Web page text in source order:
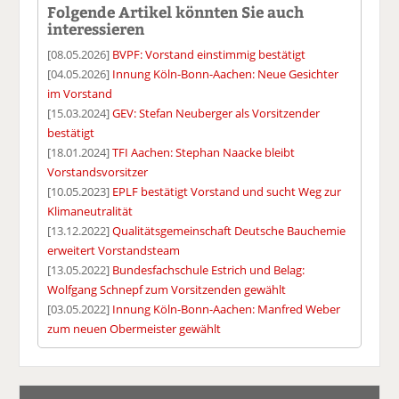
Folgende Artikel könnten Sie auch
interessieren
[08.05.2026] BVPF: Vorstand einstimmig bestätigt
[04.05.2026] Innung Köln-Bonn-Aachen: Neue Gesichter
im Vorstand
[15.03.2024]GEV: Stefan Neuberger als Vorsitzender
bestätigt
[18.01.2024]TFI Aachen: Stephan Naacke bleibt
Vorstandsvorsitzer
[10.05.2023] EPLF bestätigt Vorstand und sucht Weg zur
Klimaneutralität
[13.12.2022]Qualitätsgemeinschaft Deutsche Bauchemie
erweitert Vorstandsteam
[13.05.2022] Bundesfachschule Estrich und Belag:
Wolfgang Schnepf zum Vorsitzenden gewählt
[03.05.2022] Innung Köln-Bonn-Aachen: Manfred Weber
zum neuen Obermeister gewählt